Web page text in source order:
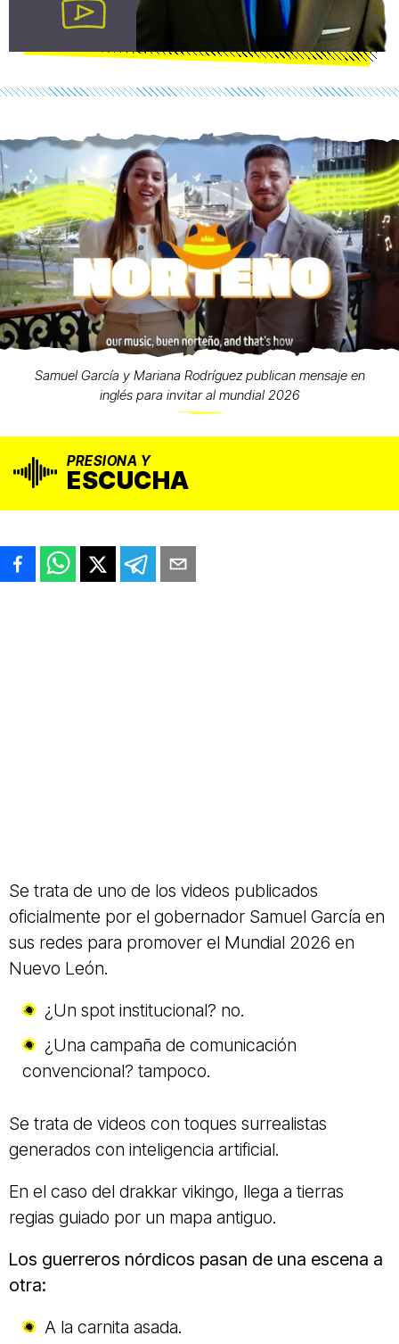
Samuel García y Mariana Rodríguez publican mensaje en
inglés para invitar al mundial 2026
PRESIONA Y
ESCUCHA
Se trata de uno de los videos publicados
oficialmente por el gobernador Samuel García en
sus redes para promover el Mundial 2026 en
Nuevo León.
¿Un spot institucional? no.
¿Una campaña de comunicación
convencional? tampoco.
Se trata de videos con toques surrealistas
generados con inteligencia artificial.
En el caso del drakkar vikingo, llega a tierras
regias guiado por un mapa antiguo.
Los guerreros nórdicos pasan de una escena a
otra:
A la carnita asada.